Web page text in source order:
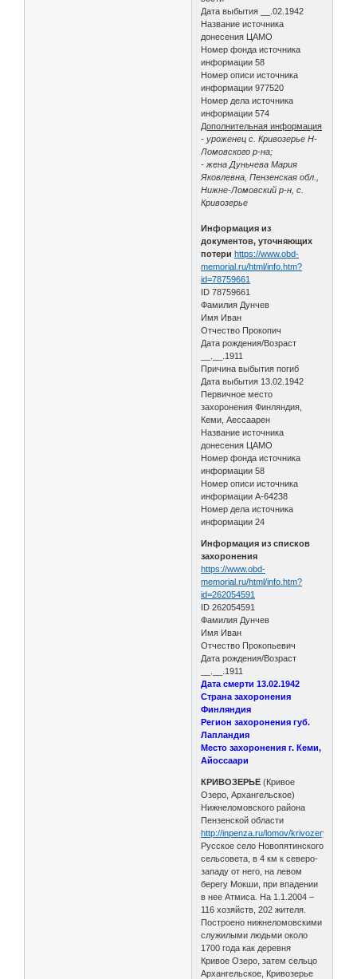
Дата выбытия __.02.1942
Название источника
донесения ЦАМО
Номер фонда источника
информации 58
Номер описи источника
информации 977520
Номер дела источника
информации 574
Дополнительная информация
- уроженец с. Кривозерье Н-
Ломовского р-на;
- жена Дуньчева Мария
Яковлевна, Пензенская обл.,
Нижне-Ломовский р-н, с.
Кривозерье
Информация из
документов, уточняющих
потери https://www.obd-
memorial.ru/html/info.htm?
id=78759661
ID 78759661
Фамилия Дунчев
Имя Иван
Отчество Прокопич
Дата рождения/Возраст
__.__.1911
Причина выбытия погиб
Дата выбытия 13.02.1942
Первичное место
захоронения Финляндия,
Кеми, Аессаарен
Название источника
донесения ЦАМО
Номер фонда источника
информации 58
Номер описи источника
информации A-64238
Номер дела источника
информации 24
Информация из списков
захоронения
https://www.obd-
memorial.ru/html/info.htm?
id=262054591
ID 262054591
Фамилия Дунчев
Имя Иван
Отчество Прокопьевич
Дата рождения/Возраст
__.__.1911
Дата смерти 13.02.1942
Страна захоронения
Финляндия
Регион захоронения губ.
Лапландия
Место захоронения г. Кеми,
Айоссаари
КРИВОЗЕРЬЕ (Кривое
Озеро, Архангельское)
Нижнеломовского района
Пензенской области
http://inpenza.ru/lomov/krivozerye.php
Русское село Новопятинского
сельсовета, в 4 км к северо-
западу от него, на левом
берегу Мокши, при впадении
в нее Атмиса. На 1.1.2004 –
116 хозяйств, 202 жителя.
Построено нижнеломовскими
служилыми людьми около
1700 года как деревня
Кривое Озеро, затем сельцо
Архангельское, Кривозерье